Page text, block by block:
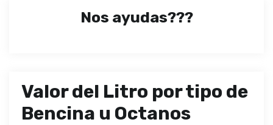
Nos ayudas???
Valor del Litro por tipo de
Bencina u Octanos